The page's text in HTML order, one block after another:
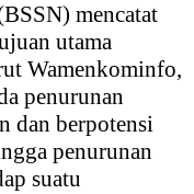
mencatat
utama
Wamenkominfo,
penurunan
dan berpotensi
penurunan
suatu